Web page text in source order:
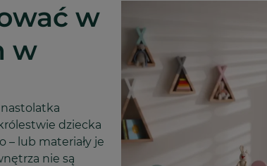
w
w
dziecka
– lub materiały je
nie są